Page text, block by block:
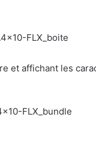
et affichant les